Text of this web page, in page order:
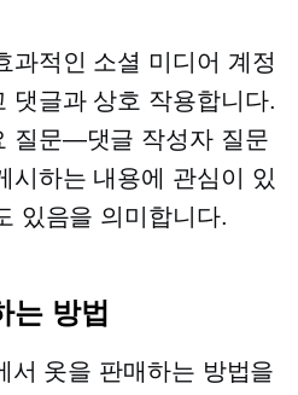
과적인 소셜 미디어 계정
댓글과 상호 작용합니다.
질문—댓글 작성자질문
시하는 내용에 관심이 있
있음을 의미합니다.
는 방법
서 옷을 판매하는 방법을